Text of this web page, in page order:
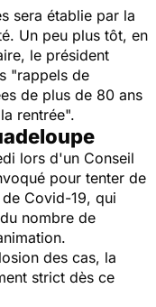
sera établie par la
Un peu plus tôt, en
le président
"rappels de
de plus de 80 ans
rentrée".
lors d'un Conseil
pour tenter de
Covid-19, qui
nombre de
des cas, la
strict dès ce